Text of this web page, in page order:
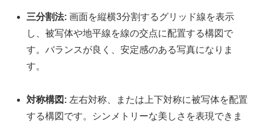
三分割法: 画面を縦横3分割するグリッド線を表示
し、被写体や地平線を線の交点に配置する構図で
す。バランスが良く、安定感のある写真になりま
す。
対称構図: 左右対称、または上下対称に被写体を配置
する構図です。シンメトリーな美しさを表現できま